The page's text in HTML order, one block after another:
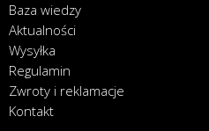
Baza wiedzy
Aktualności
Wysyłka
Regulamin
Zwroty i reklamacje
Kontakt